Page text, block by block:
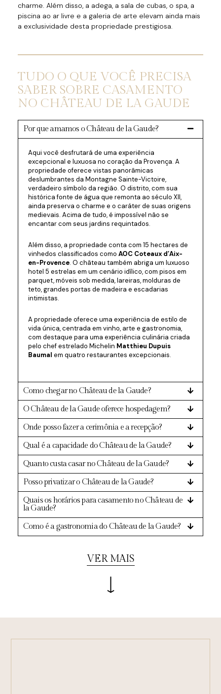
charme. Além disso, a adega, a sala de cubas, o spa, a
piscina ao ar livre e a galeria de arte elevam ainda mais
a exclusividade desta propriedade prestigiosa.
TUDO O QUE VOCÊ PRECISA
SABER SOBRE CASAMENTO
NO CHÂTEAU DE LA GAUDE
Por que amamos o Château de la Gaude?
Aqui você desfrutará de uma experiência
excepcional e luxuosa no coração da Provença. A
propriedade oferece vistas panorâmicas
deslumbrantes da Montagne Sainte-Victoire,
verdadeiro símbolo da região. O distrito, com sua
histórica fonte de água que remonta ao século XII,
ainda preserva o charme e o caráter de suas origens
medievais. Acima de tudo, é impossível não se
encantar com seus jardins requintados.
Além disso, a propriedade conta com 15 hectares de
vinhedos classificados como AOC Coteaux d’Aix-
en-Provence. O château também abriga um luxuoso
hotel 5 estrelas em um cenário idílico, com pisos em
parquet, móveis sob medida, lareiras, molduras de
teto, grandes portas de madeira e escadarias
intimistas.
A propriedade oferece uma experiência de estilo de
vida única, centrada em vinho, arte e gastronomia,
com destaque para uma experiência culinária criada
pelo chef estrelado Michelin Matthieu Dupuis
Baumal em quatro restaurantes excepcionais.
Como chegar no Château de la Gaude?
O Château de la Gaude oferece hospedagem?
Onde posso fazer a cerimônia e a recepção?
Qual é a capacidade do Château de la Gaude?
Quanto custa casar no Château de la Gaude?
Posso privatizar o Château de la Gaude?
Quais os horários para casamento no Château de
la Gaude?
Como é a gastronomia do Château de la Gaude?
VER MAIS